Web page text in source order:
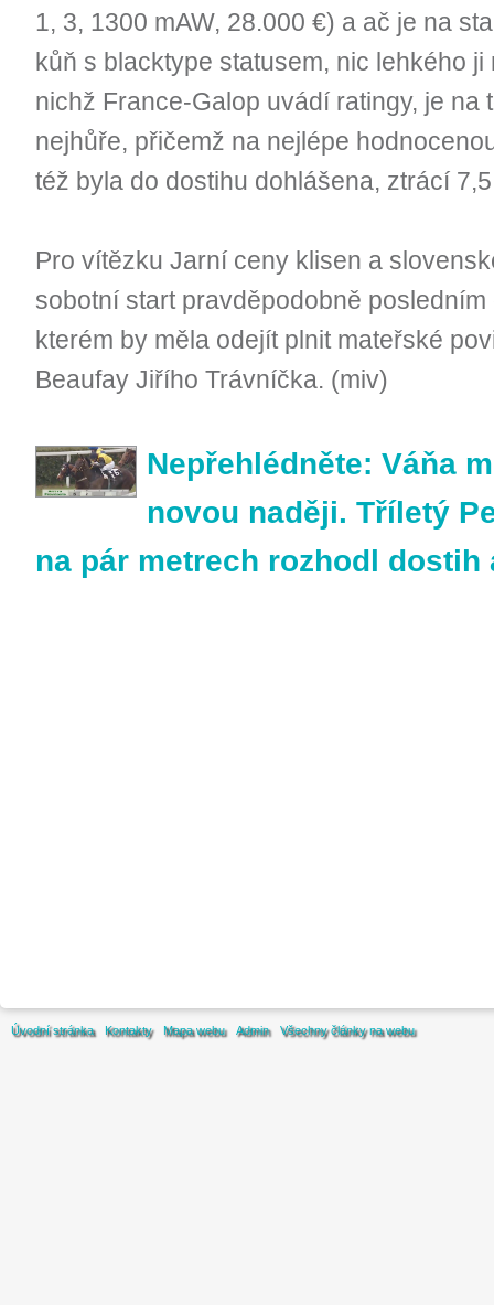
1, 3, 1300 mAW, 28.000 €) a ač je na
kůň s blacktype statusem, nic lehkého
nichž France-Galop uvádí ratingy, je na
nejhůře, přičemž na nejlépe
též byla do dostihu dohlášena, ztrácí
Pro vítězku Jarní ceny klisen a
sobotní start pravděpodobně
kterém by měla odejít plnit mateřské
Beaufay Jiřího Trávníčka. (miv)
Nepřehlédněte: Váňa
novou naději. Tříletý
na pár metrech rozhodl dostih
Úvodní stránka Kontakty Mapa webu Admin Všechny články na webu